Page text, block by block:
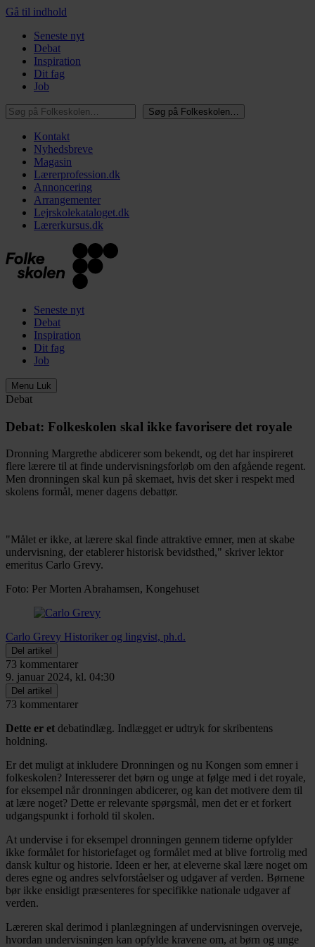
Gå til indhold
Seneste nyt
Debat
Inspiration
Dit fag
Job
Søg på Folkeskolen…
Søg på Folkeskolen…
Kontakt
Nyhedsbreve
Magasin
Lærerprofession.dk
Annoncering
Arrangementer
Lejrskolekataloget.dk
Lærerkursus.dk
Seneste nyt
Debat
Inspiration
Dit fag
Job
Menu Luk
Debat
Debat: Folkeskolen skal ikke favorisere det royale
Dronning Margrethe abdicerer som bekendt, og det har inspireret
flere lærere til at finde undervisningsforløb om den afgående regent.
Men dronningen skal kun på skemaet, hvis det sker i respekt med
skolens formål, mener dagens debattør.
"Målet er ikke, at lærere skal finde attraktive emner, men at skabe
undervisning, der etablerer historisk bevidsthed," skriver lektor
emeritus Carlo Grevy.
Foto: Per Morten Abrahamsen, Kongehuset
Carlo Grevy Historiker og lingvist, ph.d.
Del artikel
73 kommentarer
9. januar 2024, kl. 04:30
Del artikel
73 kommentarer
Dette er et debatindlæg. Indlægget er udtryk for skribentens
holdning.
Er det muligt at inkludere Dronningen og nu Kongen som emner i
folkeskolen? Interesserer det børn og unge at følge med i det royale,
for eksempel når dronningen abdicerer, og kan det motivere dem til
at lære noget? Dette er relevante spørgsmål, men det er et forkert
udgangspunkt i forhold til skolen.
At undervise i for eksempel dronningen gennem tiderne opfylder
ikke formålet for historiefaget og formålet med at blive fortrolig med
dansk kultur og historie. Ideen er her, at eleverne skal lære noget om
deres egne og andres selvforståelser og udgaver af verden. Børnene
bør ikke ensidigt præsenteres for specifikke nationale udgaver af
verden.
Læreren skal derimod i planlægningen af undervisningen overveje,
hvordan undervisningen kan opfylde kravene om, at børn og unge